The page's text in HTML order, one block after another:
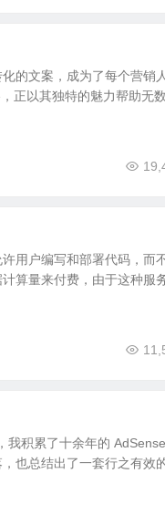
的文案，成为了每个营销
正以其独特的魅力帮助无
用户编写和部署代码，而
算量来付费，由于这种服
我积累了十余年的
也总结出了一套行之有效